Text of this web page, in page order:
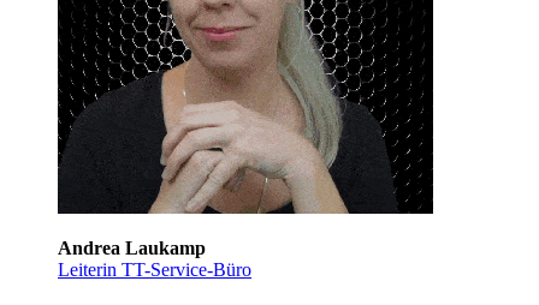
Andrea Laukamp
Leiterin TT-Service-Büro